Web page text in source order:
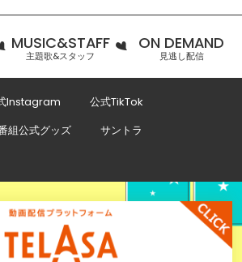
MUSIC&STAFF
主題歌&スタッフ
ON DEMAND
見逃し配信
Instagram
公式TikTok
組公式グッズ
サントラ